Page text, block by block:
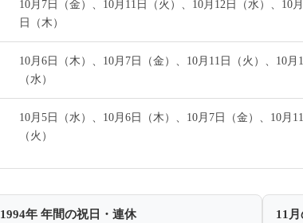
10月7日（金）、10月11日（火）、10月12日（水）、10
日（木）
10月6日（木）、10月7日（金）、10月11日（火）、10月
（水）
10月5日（水）、10月6日（木）、10月7日（金）、10月
（火）
1994年 年間の祝日・連休 11